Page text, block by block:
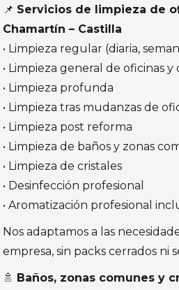
📌 Servicios de limpieza de
Chamartín – Castilla
• Limpieza regular (diaria,
• Limpieza general de oficinas y
• Limpieza profunda
• Limpieza tras mudanzas de
• Limpieza post reforma
• Limpieza de baños y zonas
• Limpieza de cristales
• Desinfección profesional
• Aromatización profesional
Nos adaptamos a las
empresa, sin packs cerrados ni
🚿 Baños, zonas comunes y